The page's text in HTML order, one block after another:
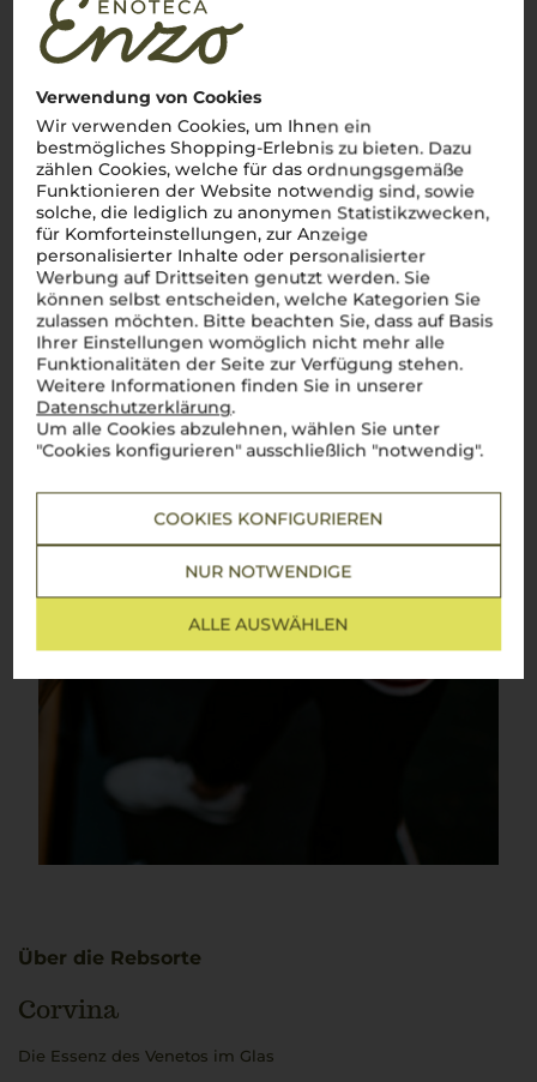
Verwendung von Cookies
Wir verwenden Cookies, um Ihnen ein
bestmögliches Shopping-Erlebnis zu bieten. Dazu
zählen Cookies, welche für das ordnungsgemäße
Funktionieren der Website notwendig sind, sowie
solche, die lediglich zu anonymen Statistikzwecken,
für Komforteinstellungen, zur Anzeige
personalisierter Inhalte oder personalisierter
Werbung auf Drittseiten genutzt werden. Sie
können selbst entscheiden, welche Kategorien Sie
zulassen möchten. Bitte beachten Sie, dass auf Basis
Ihrer Einstellungen womöglich nicht mehr alle
Funktionalitäten der Seite zur Verfügung stehen.
Weitere Informationen finden Sie in unserer
Datenschutzerklärung.
Um alle Cookies abzulehnen, wählen Sie unter
"Cookies konfigurieren" ausschließlich "notwendig".
COOKIES KONFIGURIEREN
NUR NOTWENDIGE
ALLE AUSWÄHLEN
Benvenuti in Veneto, einer Region, die für ihre
atemberaubende Vielfalt und Weinkultur bekannt ist. Von
den imposanten Dolomiten bis zur sonnigen Adriaküste zeigt
Venetien, wie perfekt italienische Lebensfreude im Glas
Aperitivo, um das Leben zu feiern. Ein vollmundiger
della Valpolicella? Die ideale Begleitung zu einem herzhaften
Brasato
oder reifen Käse. Aber auch elegante Weißweine wie
der Lugana verzaubern, besonders in Kombination mit
frischen Meeresfrüchten. Die Weine ausVenetiensind wie
die Region selbst: facettenreich, charmant und voller
Charakter.Cin cinauf dieses Weinparadies!
Mehr Weine aus Venetien
Über die Rebsorte
Corvina
Die Essenz des Venetos im Glas